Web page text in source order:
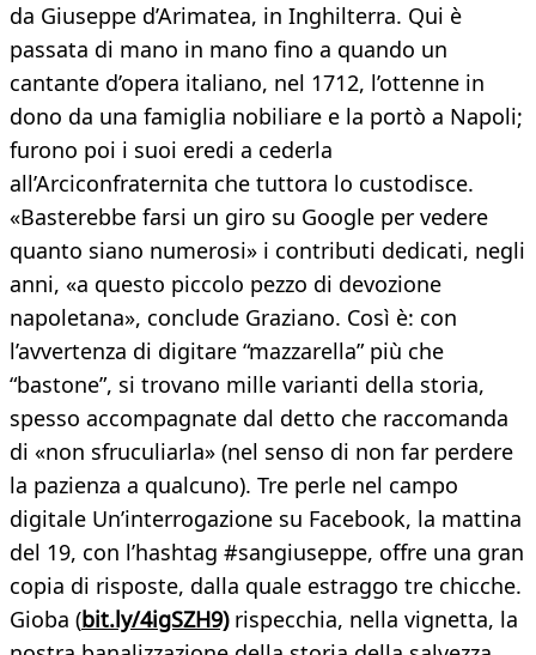
da Giuseppe d’Arimatea, in Inghilterra. Qui è
passata di mano in mano fino a quando un
cantante d’opera italiano, nel 1712, l’ottenne in
dono da una famiglia nobiliare e la portò a Napoli;
furono poi i suoi eredi a cederla
all’Arciconfraternita che tuttora lo custodisce.
«Basterebbe farsi un giro su Google per vedere
quanto siano numerosi» i contributi dedicati, negli
anni, «a questo piccolo pezzo di devozione
napoletana», conclude Graziano. Così è: con
l’avvertenza di digitare “mazzarella” più che
“bastone”, si trovano mille varianti della storia,
spesso accompagnate dal detto che raccomanda
di «non sfruculiarla» (nel senso di non far perdere
la pazienza a qualcuno). Tre perle nel campo
digitale Un’interrogazione su Facebook, la mattina
del 19, con l’hashtag #sangiuseppe, offre una gran
copia di risposte, dalla quale estraggo tre chicche.
Gioba (bit.ly/4igSZH9)rispecchia, nella vignetta, la